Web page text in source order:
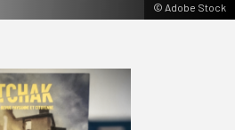
© Adobe Stock